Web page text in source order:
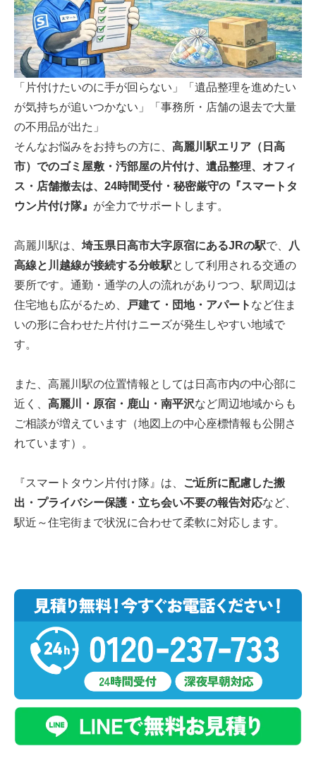
「片付けたいのに手が回らない」「遺品整理を進めたい
が気持ちが追いつかない」「事務所・店舗の退去で大量
の不用品が出た」
そんなお悩みをお持ちの方に、 高麗川駅エリア（日高
市）でのゴミ屋敷・汚部屋の片付け、遺品整理、オフィ
ス・店舗撤去は、24時間受付・秘密厳守の『スマートタ
ウン片付け隊』 が全力でサポートします。
高麗川駅は、 埼玉県日高市大字原宿にあるJRの駅で、
八
高線と川越線が接続する分岐駅として利用される交通の
要所です。通勤・通学の人の流れがありつつ、駅周辺は
住宅地も広がるため、
戸建て・団地・アパート など住ま
いの形に合わせた片付けニーズが発生しやすい地域で
す。
また、高麗川駅の位置情報としては日高市内の中心部に
近く、 高麗川・原宿・鹿山・南平沢など周辺地域からも
ご相談が増えています（地図上の中心座標情報も公開さ
れています）。
『スマートタウン片付け隊』は、
ご近所に配慮した搬
出・プライバシー保護・立ち会い不要の報告対応など、
駅近～住宅街まで状況に合わせて柔軟に対応します。